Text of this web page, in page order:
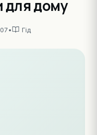
для дому
• Гід